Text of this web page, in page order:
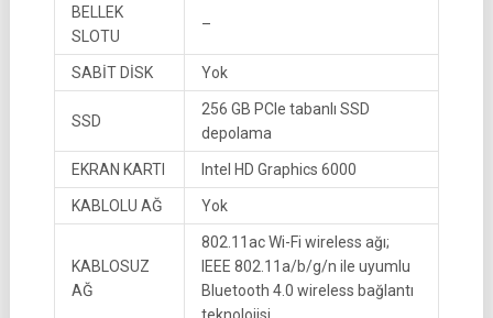
BELLEK
SLOTU
–
SABİT DİSK Yok
SSD
256 GB PCIe tabanlı SSD
depolama
EKRAN KARTI Intel HD Graphics 6000
KABLOLU AĞ Yok
KABLOSUZ
AĞ
802.11ac Wi-Fi wireless ağı;
IEEE 802.11a/b/g/n ile uyumlu
Bluetooth 4.0 wireless bağlantı